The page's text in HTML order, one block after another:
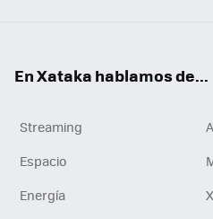
En Xataka hablamos de...
Streaming
Espacio
Energía